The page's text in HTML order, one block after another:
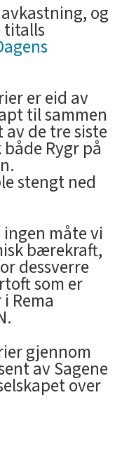
og
titalls
er eid av
til sammen
de tre siste
Rygr på
stengt ned
måte vi
bærekraft,
dessverre
som er
Rema
gjennom
av Sagene
over